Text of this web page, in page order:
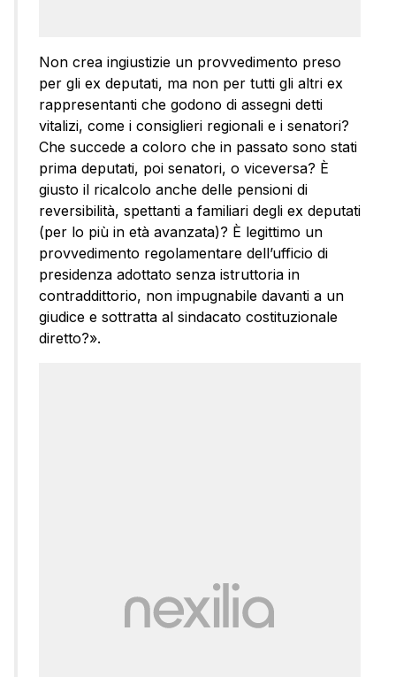
Non crea ingiustizie un provvedimento preso
per gli ex deputati, ma non per tutti gli altri ex
rappresentanti che godono di assegni detti
vitalizi, come i consiglieri regionali e i senatori?
Che succede a coloro che in passato sono stati
prima deputati, poi senatori, o viceversa? È
giusto il ricalcolo anche delle pensioni di
reversibilità, spettanti a familiari degli ex deputati
(per lo più in età avanzata)? È legittimo un
provvedimento regolamentare dell’ufficio di
presidenza adottato senza istruttoria in
contraddittorio, non impugnabile davanti a un
giudice e sottratta al sindacato costituzionale
diretto?».